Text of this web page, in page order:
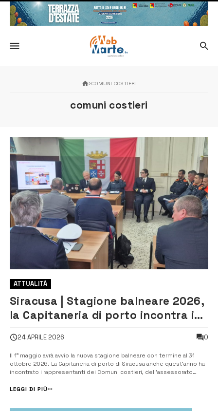
COMUNI COSTIERI
comuni costieri
ATTUALITÀ
Siracusa | Stagione balneare 2026,
la Capitaneria di porto incontra i
24 APRILE 2026 0
Il 1° maggio avrà avvio la nuova stagione balneare con termine al 31
ottobre 2026. La Capitaneria di porto di Siracusa anche quest’anno ha
incontrato i rappresentanti dei Comuni costieri, dell’assessorato
sottoposte a tutela ovvero il Consorzio Area marina protetta del
LEGGI DI PIÙ